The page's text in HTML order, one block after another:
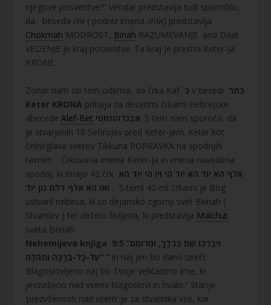
njegove posvetitve?” Vendar predstavlja tudi sporočilo,
da beseda איה ( podniz imena אהיה) predstavlja
Chokmah MODROST, Binah RAZUMEVANJE and Daat
VEDENJE je kraj posvetitve. Ta kraj je prestol Keter-ja
KRONE.
Zohar nam ob tem odkriva, da črka Kaf כ v besedi כתר
Keter KRONA prihaja za desetimi črkami Hebrejske
abecede Alef-Bet אבגדהוזחטי. S tem nam sporoča, da
je stvarjenih 10 Sefirojev pred Keter-jem. Keter kot
čelni/glava svetov Tikkuna POPRAVKA na spodnjih
ravneh. Črkovana imena Keter-ja in imena navedena
spodaj, ki imajo 42 črk אלף הא יוד הא יוד הי ויו הי יוד הא
ואו הא אלף דלת נון יוד . S temi 42-mi črkami je Bog
ustvaril nebesa, ki so dejansko zgornji svet Beriah (
Stvaritev ) ter deželo življena, ki predstavlja Malchut
sveta Beriah.
Nehemijeva knjiga 9:5 “וִיבָרְכוּ שֵׁם כְּבֹדֶךָ, וּמְרוֹמַם
עַל-כָּל-בְּרָכָה וּתְהִלָּה” “ in naj jim bo dano izreči:
Blagoslovljeno naj bo Tvoje veličastno Ime, ki
jevzvišeno nad vsemi blagoslovi in hvalo.” Stanje
‘prezvšenosti nad vsem’ je za stvarnika vse, kar